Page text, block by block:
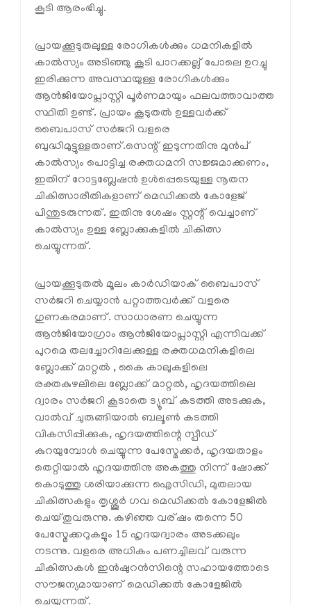
കൂടി ആരംഭിച്ചു.
പ്രായക്കൂടുതലുള്ള രോഗികൾക്കും ധമനികളിൽ
കാൽസ്യം അടിഞ്ഞു കൂടി പാറക്കല്ല് പോലെ ഉറച്ചു
ഇരിക്കുന്ന അവസ്ഥയുള്ള രോഗികൾക്കും
ആൻജിയോപ്ലാസ്റ്റി പൂർണമായും ഫലവത്താവാത്ത
സ്ഥിതി ഉണ്ട്. പ്രായം കൂടുതൽ ഉള്ളവർക്ക്
ബൈപാസ് സർജറി വളരെ
ബുദ്ധിമുട്ടുള്ളതാണ്.സെന്റ് ഇടുന്നതിനു മുൻപ്
കാൽസ്യം പൊട്ടിച്ച രക്തധമനി സജ്ജമാക്കണം,
ഇതിന് റോട്ടബ്ലേഷൻ ഉൾപ്പെടെയുള്ള നൂതന
ചികിത്സാരീതികളാണ് മെഡിക്കൽ കോളേജ്
പിന്തുടരുന്നത്. ഇതിനു ശേഷം സ്റ്റന്റ് വെച്ചാണ്
കാൽസ്യം ഉള്ള ബ്ലോക്കുകളിൽ ചികിത്സ
ചെയ്യുന്നത്.
പ്രായക്കൂടുതൽ മൂലം കാർഡിയാക് ബൈപാസ്
സർജറി ചെയ്യാൻ പറ്റാത്തവർക്ക് വളരെ
ഗുണകരമാണ്. സാധാരണ ചെയ്യുന്ന
ആൻജിയോഗ്രാം ആൻജിയോപ്ലാസ്റ്റി എന്നിവക്ക്
പുറമെ തലച്ചോറിലേക്കുള്ള രക്തധമനികളിലെ
ബ്ലോക്ക് മാറ്റൽ , കൈ കാലുകളിലെ
രക്തകുഴലിലെ ബ്ലോക്ക് മാറ്റൽ, ഹൃദയത്തിലെ
ദ്വാരം സർജറി കൂടാതെ ട്യൂബ് കടത്തി അടക്കുക,
വാൽവ് ചുരുങ്ങിയാൽ ബലൂൺ കടത്തി
വികസിപ്പിക്കുക, ഹൃദയത്തിന്റെ സ്പീഡ്
കുറയുമ്പോൾ ചെയ്യുന്ന പേസ്മേക്കർ, ഹൃദയതാളം
തെറ്റിയാൽ ഹൃദയത്തിനു അകത്തു നിന്ന് ഷോക്ക്
കൊടുത്തു ശരിയാക്കുന്ന ഐസിഡി, മുതലായ
ചികിത്സകളും തൃശ്ശൂർ ഗവ മെഡിക്കൽ കോളേജിൽ
ചെയ്തുവരുന്നു. കഴിഞ്ഞ വര്ഷം തന്നെ 50
പേസ്മേക്കറുകളും 15 ഹൃദയദ്വാരം അടക്കലും
നടന്നു. വളരെ അധികം പണച്ചിലവ് വരുന്ന
ചികിത്സകൾ ഇൻഷുറൻസിന്റെ സഹായത്തോടെ
സൗജന്യമായാണ് മെഡിക്കൽ കോളേജിൽ
ചെയ്യുന്നത്.